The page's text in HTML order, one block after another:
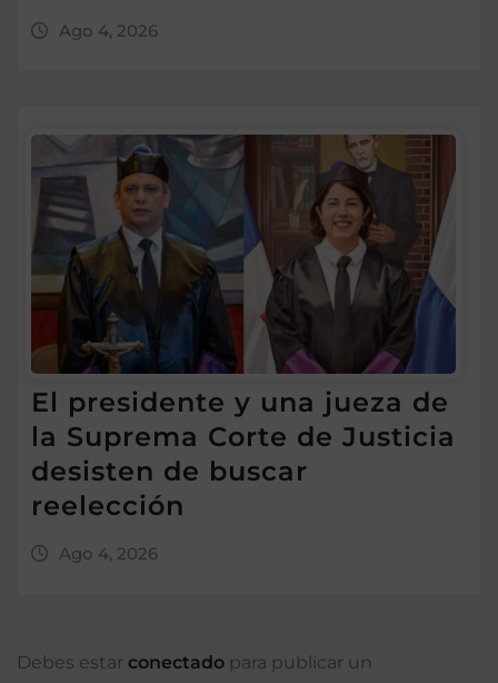
Ago 4, 2026
El presidente y una jueza de
la Suprema Corte de Justicia
desisten de buscar
reelección
Ago 4, 2026
Debes estar conectado para publicar un